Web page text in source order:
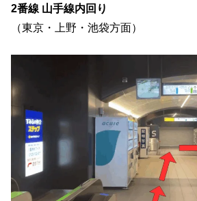
2番線 山手線内回り
（東京・上野・池袋方面）